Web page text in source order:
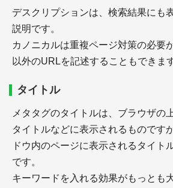
＋SEO施策の種類・外部SEO対策
＋SEO施策の種類・内部SEO対策
＋SEO施策の種類・コンテンツ
SEO対策ツ
デスクリプションは、検索結果にも
説明です。
カノニカルは重複ページ対策の必要
以外のURLを記述することもできます
タイトル
メタタグのタイトルは、ブラウザの
タイトルなどに表示されるものです
ドウ内のページに表示されるタイト
です。
キーワードを入れる効果がもっとも